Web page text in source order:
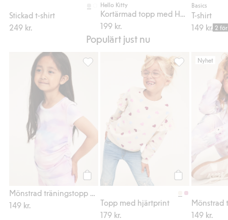
Stickad t-shirt
249 kr.
Hello Kitty
199 kr.
Basics
T-shirt
149 kr. 2
Populärt just nu
149 kr.
Mönstrad träningstopp med rynk, Lägg
Topp med hjärtprint
179 kr.
Topp med
Nyhet
149 kr.